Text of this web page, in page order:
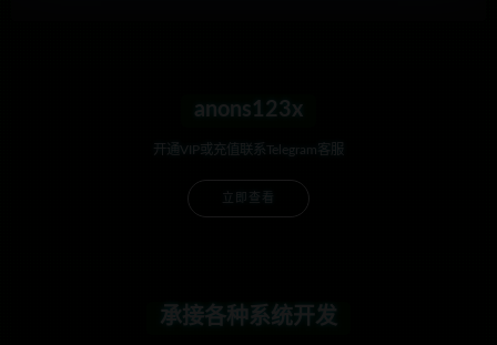
anons123x
开通VIP或充值联系Telegram客服
立即查看
承接各种系统开发